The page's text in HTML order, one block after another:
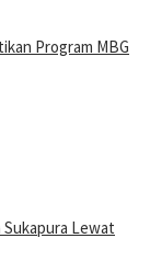
Program MBG
Sukapura Lewat